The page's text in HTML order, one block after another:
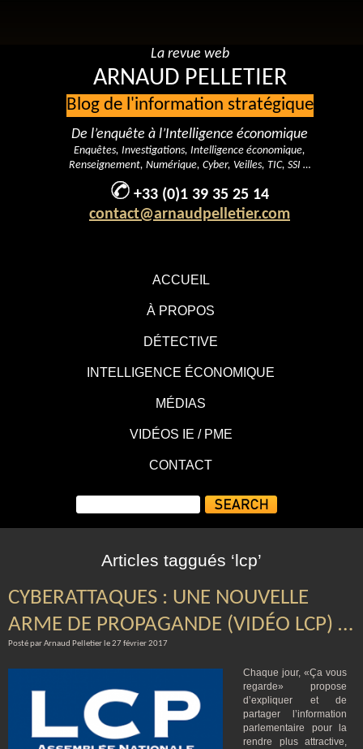
ACCUEIL
À PROPOS
DÉTECTIVE
INTELLIGENCE ÉCONOMIQUE
MÉDIAS
VIDÉOS IE / PME
CONTACT
La revue web
ARNAUD PELLETIER
Blog de l'information stratégique
De l’enquête à l’Intelligence économique
Enquêtes, Investigations, Intelligence économique,
Renseignement, Numérique, Cyber, Veilles, TIC, SSI …
+33 (0)1 39 35 25 14
contact@arnaudpelletier.com
Articles taggués ‘lcp’
CYBERATTAQUES : UNE NOUVELLE
ARME DE PROPAGANDE (VIDÉO LCP) …
Posté par Arnaud Pelletier le 27 février 2017
Chaque jour, «Ça vous
regarde» propose
d’expliquer et de
partager l’information
parlementaire pour la
rendre plus attractive,